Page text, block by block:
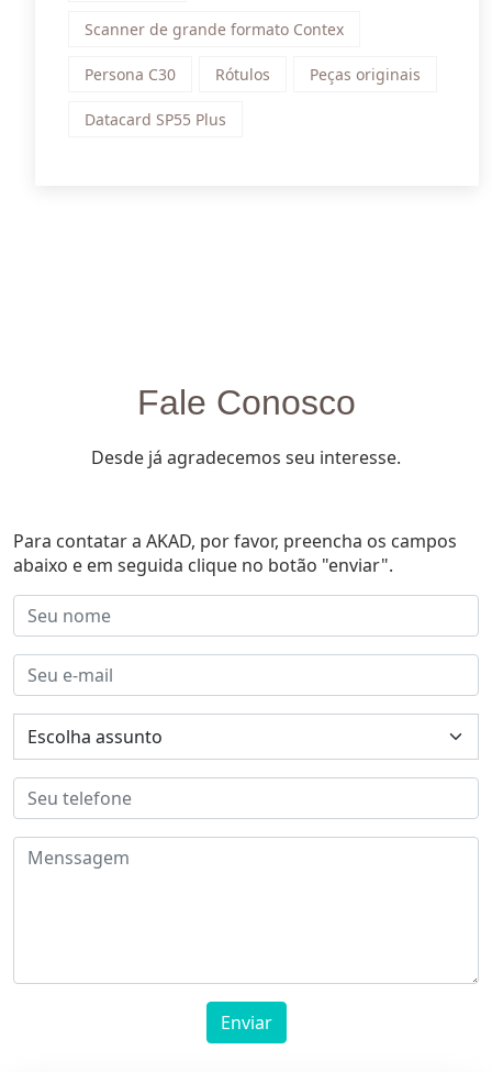
Scanner de grande formato Contex
Persona C30 Rótulos Peças originais
Datacard SP55 Plus
Fale Conosco
Desde já agradecemos seu interesse.
Para contatar a AKAD, por favor, preencha os campos
abaixo e em seguida clique no botão "enviar".
Enviar